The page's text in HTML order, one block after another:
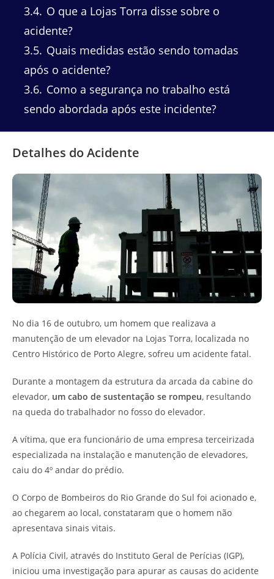
3.4 O que a Lojas Torra disse sobre o
acidente?
3.5 Quais medidas estão sendo tomadas
após o acidente?
3.6 Como a segurança no trabalho está
sendo abordada após este incidente?
Detalhes do Acidente
No dia 16 de outubro, um homem que realizava a
manutenção de um elevador na Lojas Torra, localizada no
Centro Histórico de Porto Alegre, sofreu um acidente fatal.
Durante a montagem da estrutura da arcada da cabine do
elevador, um cabo de sustentação se rompeu, resultando
na queda do trabalhador no fosso do elevador.
A vítima, que era funcionário de uma empresa terceirizada
especializada na instalação e manutenção de elevadores,
caiu do 4º andar do prédio.
O Corpo de Bombeiros do Rio Grande do Sul foi acionado e,
ao chegarem ao local, constataram que o homem não
apresentava sinais vitais.
A Polícia Civil, através do Instituto Geral de Perícias (IGP),
iniciou uma investigação para apurar as causas do acidente